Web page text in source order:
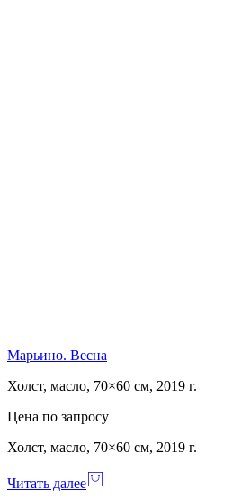
Марьино. Весна
Холст, масло, 70×60 см, 2019 г.
Цена по запросу
Холст, масло, 70×60 см, 2019 г.
Читать далее